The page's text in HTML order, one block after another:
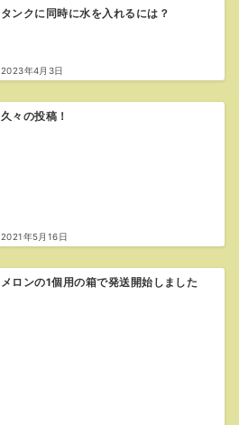
タンクに同時に水を入れるには？
2023年4月3日
久々の投稿！
2021年5月16日
メロンの1個用の箱で発送開始しました